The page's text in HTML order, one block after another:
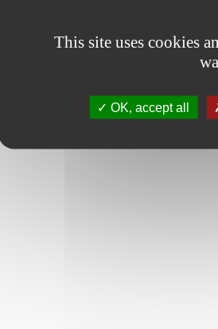
This site uses cookies
OK, accept all